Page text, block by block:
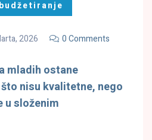
2026 0 Comments
mladih ostane
nisu kvalitetne, nego
u složenim